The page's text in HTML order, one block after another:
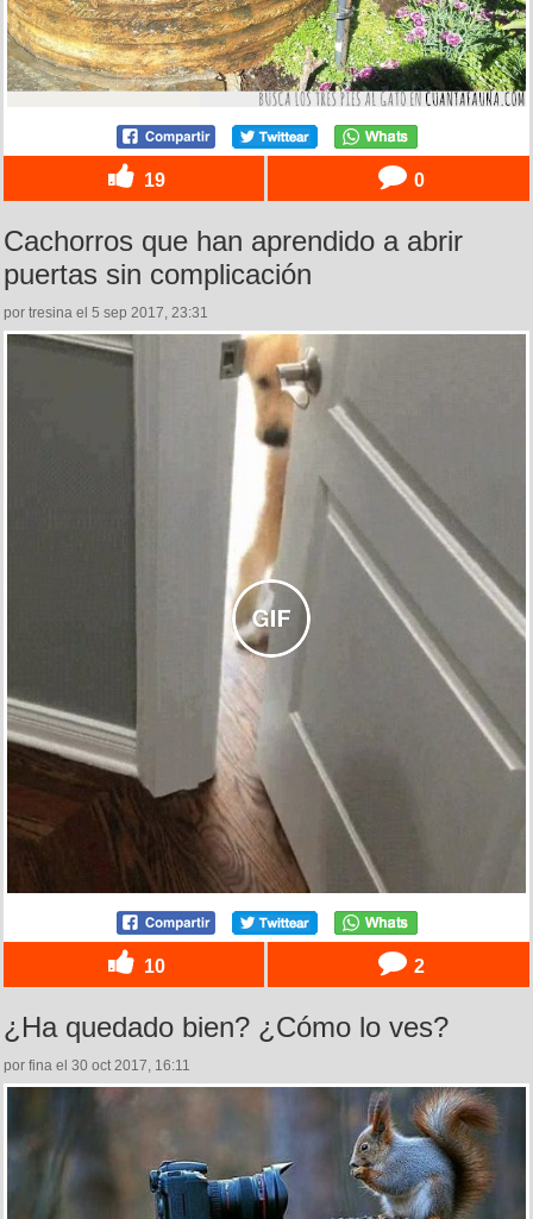
19 0
Cachorros que han aprendido a abrir
puertas sin complicación
por tresina el 5 sep 2017, 23:31
10 2
¿Ha quedado bien? ¿Cómo lo ves?
por fina el 30 oct 2017, 16:11